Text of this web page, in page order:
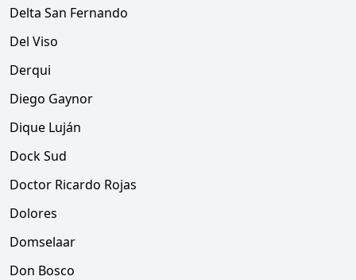
Delta San Fernando
Del Viso
Derqui
Diego Gaynor
Dique Luján
Dock Sud
Doctor Ricardo Rojas
Dolores
Domselaar
Don Bosco